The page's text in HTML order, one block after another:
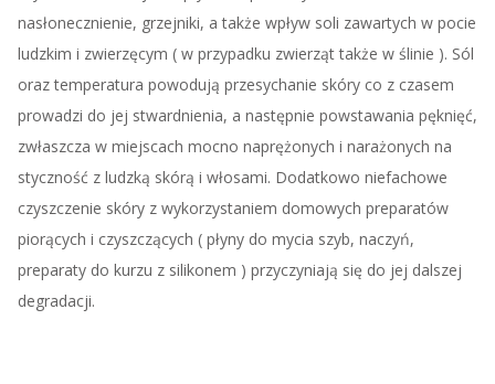
nasłonecznienie, grzejniki, a także wpływ soli zawartych w pocie
ludzkim i zwierzęcym ( w przypadku zwierząt także w ślinie ). Sól
oraz temperatura powodują przesychanie skóry co z czasem
prowadzi do jej stwardnienia, a następnie powstawania pęknięć,
zwłaszcza w miejscach mocno naprężonych i narażonych na
styczność z ludzką skórą i włosami. Dodatkowo niefachowe
czyszczenie skóry z wykorzystaniem domowych preparatów
piorących i czyszczących ( płyny do mycia szyb, naczyń,
preparaty do kurzu z silikonem ) przyczyniają się do jej dalszej
degradacji.